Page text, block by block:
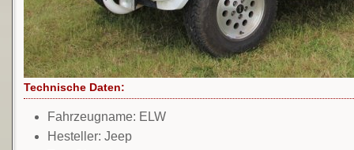
Technische Daten:
Fahrzeugname: ELW
Hesteller: Jeep